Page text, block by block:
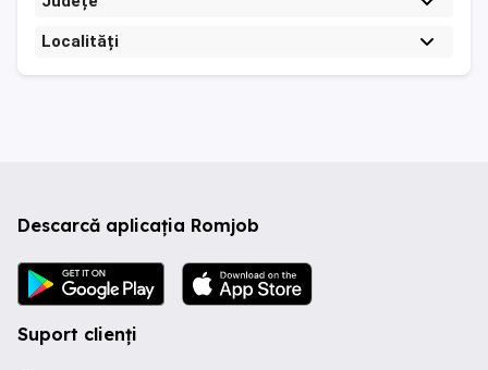
Localități
Descarcă aplicația Romjob
Suport clienți